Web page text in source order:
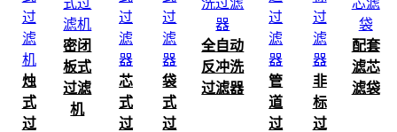
烛
式
过
密闭
板式
过滤
机
芯
式
过
袋
式
过
全自动
反冲洗
过滤器
管
道
过
非
标
过
配套
滤芯
滤袋